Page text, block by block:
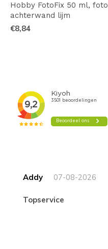
Hobby FotoFix 50 ml, foto
achterwand lijm
€8,84
Addy 07-08-2026
topservice